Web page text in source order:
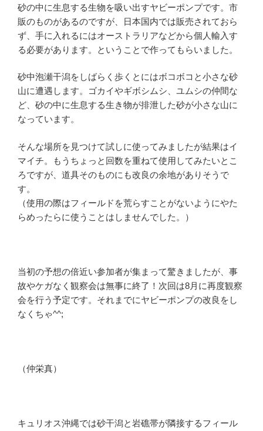
砂の中に生息する生物を吸い出すヤビーポンプです。市
販のものがあるのですが、日本国内では販売されておら
ず、手に入れるにはオーストラリアなどから個人輸入す
る必要があります。ということで作ってもらいました。
砂中泡瀬干潟をしばらく歩くとにはボコボコと小さな砂
山に遭遇します。ゴカイやギボシムシ、ユムシの仲間な
ど、砂の中に生息する生き物が排泄した砂が小さな山に
なっています。
そんな場所を見つけて試しに使ってみましたが結果はイ
マイチ。もうちょっと回数を重ねて使用してみたいとこ
ろですが、道具そのものにも改良の余地がありそうで
す。
（使用の際はフィールドを荒らすことがないようにやた
らめったらに使うことはしませんでした。）
当初の予想の倍近い参加者が集まって驚きましたが、事
故やケガなく観察会は無事に終了！次回は8月に再度観察
会を行う予定です。それまでにヤビーポンプの改良をし
なくちゃ^^;
（仲栄真）
キュリオス沖縄では砂干潟と岩礁帯が隣接するフィール